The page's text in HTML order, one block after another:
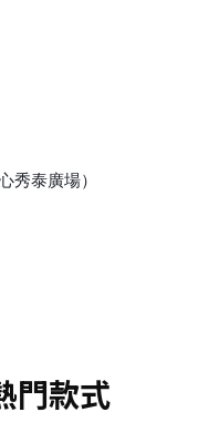
秀泰廣場）
門款式